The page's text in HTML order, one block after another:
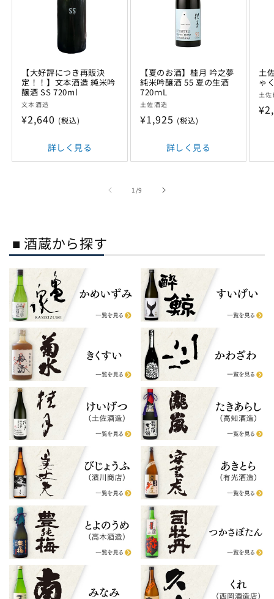
【大好評につき再販決
定！！】文本酒造 純米吟
醸酒 SS 720ml
販
売
文本酒造
通
格
¥2,640 (税込)
詳しく見る
【夏のお酒】桂月 吟之夢
純米吟醸酒 55 夏の生酒
720ｍL
販
売
土佐酒造
通
格
¥1,925 (税込)
詳しく見る
土
ゃ
販
売
土
通
1/の
9
■ 酒蔵から探す